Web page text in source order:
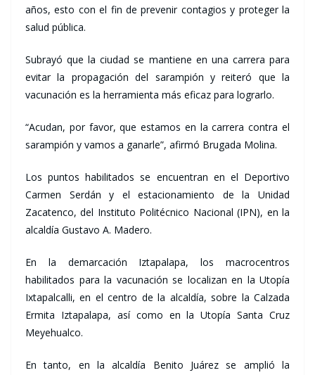
años, esto con el fin de prevenir contagios y proteger la
salud pública.
Subrayó que la ciudad se mantiene en una carrera para
evitar la propagación del sarampión y reiteró que la
vacunación es la herramienta más eficaz para lograrlo.
“Acudan, por favor, que estamos en la carrera contra el
sarampión y vamos a ganarle”, afirmó Brugada Molina.
Los puntos habilitados se encuentran en el Deportivo
Carmen Serdán y el estacionamiento de la Unidad
Zacatenco, del Instituto Politécnico Nacional (IPN), en la
alcaldía Gustavo A. Madero.
En la demarcación Iztapalapa, los macrocentros
habilitados para la vacunación se localizan en la Utopía
Ixtapalcalli, en el centro de la alcaldía, sobre la Calzada
Ermita Iztapalapa, así como en la Utopía Santa Cruz
Meyehualco.
En tanto, en la alcaldía Benito Juárez se amplió la